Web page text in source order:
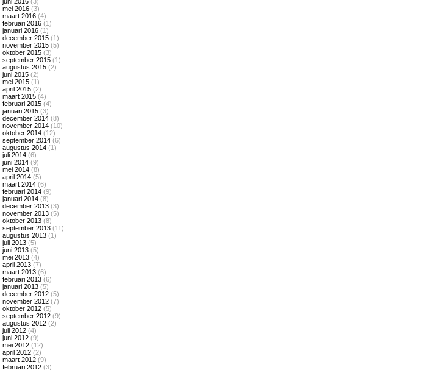
mei 2016 (3)
maart 2016 (4)
februari 2016 (1)
januari 2016 (1)
december 2015 (1)
november 2015 (5)
oktober 2015 (3)
september 2015 (1)
augustus 2015 (2)
juni 2015 (2)
mei 2015 (1)
april 2015 (2)
maart 2015 (4)
februari 2015 (4)
januari 2015 (3)
december 2014 (8)
november 2014 (10)
oktober 2014 (12)
september 2014 (6)
augustus 2014 (1)
juli 2014 (6)
juni 2014 (9)
mei 2014 (8)
april 2014 (5)
maart 2014 (6)
februari 2014 (9)
januari 2014 (8)
december 2013 (3)
november 2013 (5)
oktober 2013 (8)
september 2013 (11)
augustus 2013 (1)
juli 2013 (5)
juni 2013 (5)
mei 2013 (4)
april 2013 (7)
maart 2013 (6)
februari 2013 (6)
januari 2013 (5)
december 2012 (5)
november 2012 (7)
oktober 2012 (5)
september 2012 (9)
augustus 2012 (2)
juli 2012 (4)
juni 2012 (9)
mei 2012 (12)
april 2012 (2)
maart 2012 (9)
februari 2012 (3)